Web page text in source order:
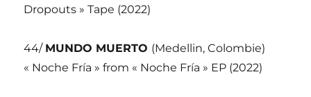
Dropouts » Tape (2022)
44/ MUNDO MUERTO (Medellin, Colombie)
« Noche Fría » from « Noche Fría » EP (2022)